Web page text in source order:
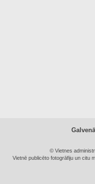
© Vietnes
Vietnē publicēto fotogrāfiju un citu